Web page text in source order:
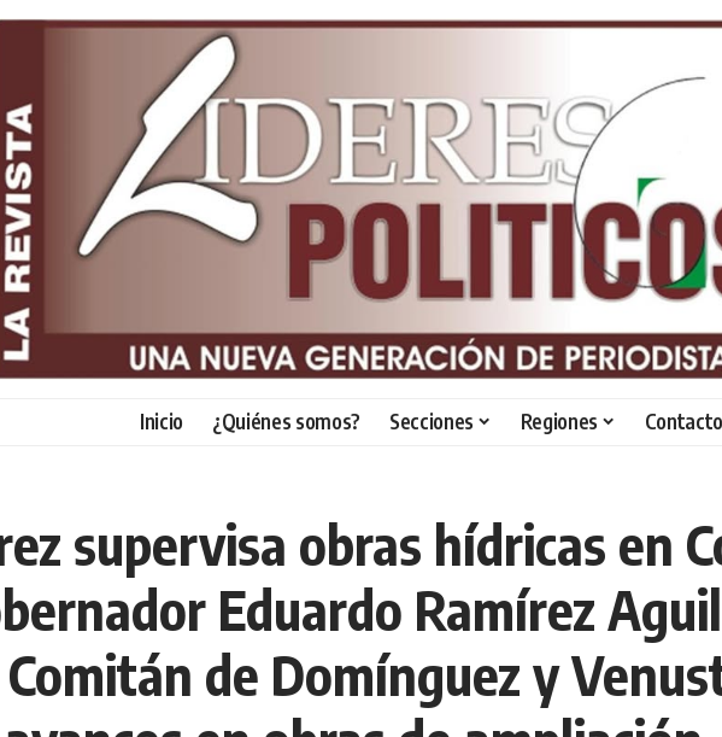
Inicio ¿Quiénes somos? Secciones Regiones Contacto
supervisa obras hídricas en
Eduardo Ramírez
de Domínguez y